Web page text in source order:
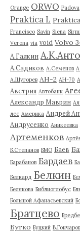
Orange ORWO Padova
Praktica L
Francisco Savin Siena
Verona via void Volvo
А.Галкин
А.Садиков А.Семенов
А.Щугорев АН-2 АН-70
Австрия Автобанк
Александр Маврин
лес Америка Андрей
Андрусенко Аникеевка
Артеменков
Б.Степанов БМО Баев
Барабанов Бардаев
Белкард Белкин
Белякова Библиоглобус
Большой Афанасьевский
Братцево
Бутко Буцкий В.Гончаров